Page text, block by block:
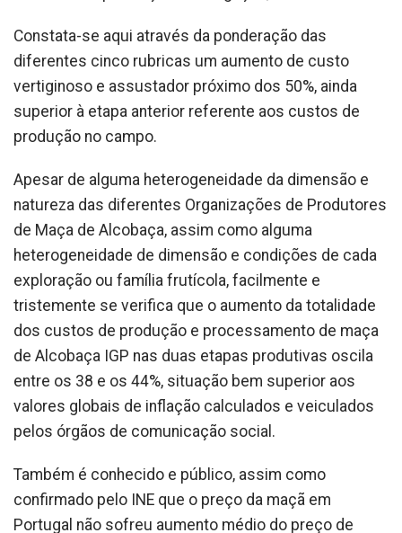
Constata-se aqui através da ponderação das
diferentes cinco rubricas um aumento de custo
vertiginoso e assustador próximo dos 50%, ainda
superior à etapa anterior referente aos custos de
produção no campo.
Apesar de alguma heterogeneidade da dimensão e
natureza das diferentes Organizações de Produtores
de Maça de Alcobaça, assim como alguma
heterogeneidade de dimensão e condições de cada
exploração ou família frutícola, facilmente e
tristemente se verifica que o aumento da totalidade
dos custos de produção e processamento de maça
de Alcobaça IGP nas duas etapas produtivas oscila
entre os 38 e os 44%, situação bem superior aos
valores globais de inflação calculados e veiculados
pelos órgãos de comunicação social.
Também é conhecido e público, assim como
confirmado pelo INE que o preço da maçã em
Portugal não sofreu aumento médio do preço de